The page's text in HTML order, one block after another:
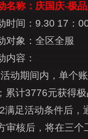
名称：庆国庆-极
时间：9.30 17：
对象：全区全服
内容：
活动期间内，单个
累计3776元获得
足活动条件后，通
审核后，将在三个